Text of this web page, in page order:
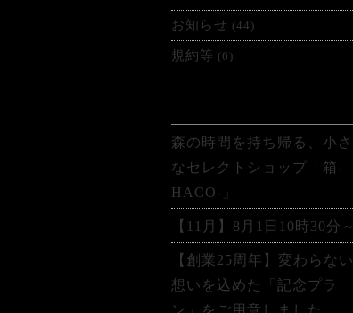
お知らせ (44)
規約等 (6)
森の時間を持ち帰る、小さ
なセレクトショップ「箱-
HACO-」
【11月】8月1日10時30分～
【創業25周年】変わらない
想いを込めた「記念プラ
ン」をご用意しました